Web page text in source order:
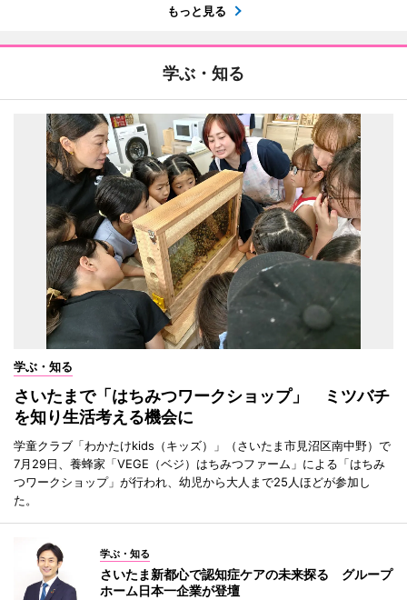
もっと見る
学ぶ・知る
学ぶ・知る
さいたまで「はちみつワークショップ」 ミツバチ
を知り生活考える機会に
学童クラブ「わかたけkids（キッズ）」（さいたま市見沼区南中野）で
7月29日、養蜂家「VEGE（ベジ）はちみつファーム」による「はちみ
つワークショップ」が行われ、幼児から大人まで25人ほどが参加し
た。
学ぶ・知る
さいたま新都心で認知症ケアの未来探る グループ
ホーム日本一企業が登壇